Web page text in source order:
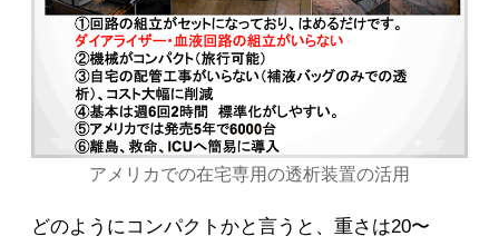
アメリカでの在宅専用の透析装置の活用
どのようにコンパクトかと言うと、重さは20〜